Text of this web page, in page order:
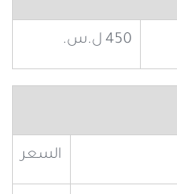
450 ل.س.
السعر